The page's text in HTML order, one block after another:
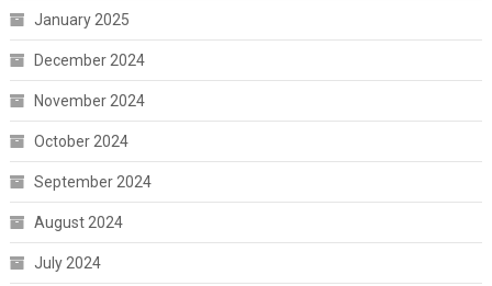
January 2025
December 2024
November 2024
October 2024
September 2024
August 2024
July 2024